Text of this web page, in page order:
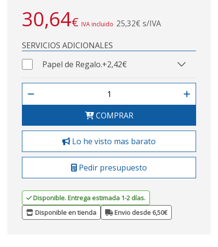
30,64€ IVA incluido 25,32€ s/IVA
SERVICIOS ADICIONALES
Papel de Regalo.+2,42€
COMPRAR
Lo he visto mas barato
Pedir presupuesto
Disponible. Entrega estimada 1-2 días.
Disponible en tienda
Envio desde 6,50€